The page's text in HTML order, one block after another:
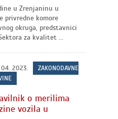
u Zrenjaninu u
privredne komore
okruga, predstavnici
za kvalitet ...
2023.
ZAKONODAVNE
o merilima
vozila u